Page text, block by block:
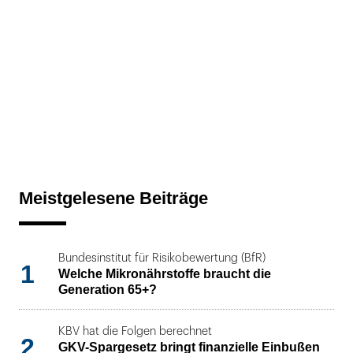
Meistgelesene Beiträge
1
Bundesinstitut für Risikobewertung (BfR)
Welche Mikronährstoffe braucht die
Generation 65+?
2
KBV hat die Folgen berechnet
GKV-Spargesetz bringt finanzielle Einbußen